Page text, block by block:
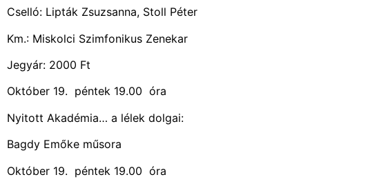
Cselló: Lipták Zsuzsanna, Stoll Péter
Km.: Miskolci Szimfonikus Zenekar
Jegyár: 2000 Ft
Október 19. péntek 19.00 óra
Nyitott Akadémia… a lélek dolgai:
Bagdy Emőke műsora
Október 19. péntek 19.00 óra